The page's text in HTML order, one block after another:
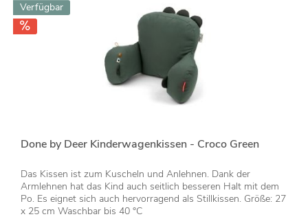
Verfügbar
Done by Deer Kinderwagenkissen - Croco Green
Das Kissen ist zum Kuscheln und Anlehnen. Dank der
Armlehnen hat das Kind auch seitlich besseren Halt mit dem
Po. Es eignet sich auch hervorragend als Stillkissen. Größe: 27
x 25 cm Waschbar bis 40 °C